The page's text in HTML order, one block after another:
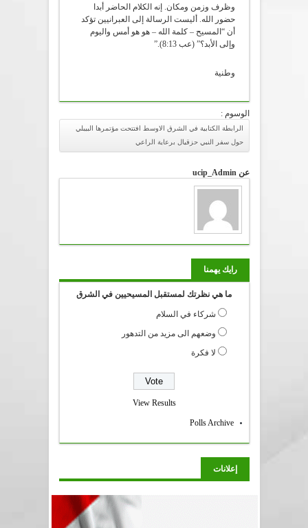
وظرف وزمن ومكان. إنه الكلام الحاضر أبدا
حضور الله. أليست الرسالة إلى العبرانيين تؤكد
أن “المسيح – كلمة الله – هو هو أمس واليوم
وإلى الأبد؟” (عب 8:13).”
وطنية
الوسوم :
الرابطة الكتابية في الشرق الاوسط افتتحت مؤتمرها البيبلي
حول سفر النبي حزقيال برعاية الراعي
عن ucip_Admin
رايك يهمنا
ما هي نظرتك لمستقبل المسيحيين في الشرق
شركاء في السلام
وضعهم الى مزيد من التدهور
لا فكرة
View Results
Polls Archive
إعلانات